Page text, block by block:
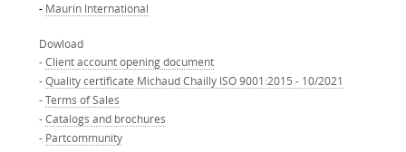
- Maurin International
Dowload
-Client account opening document
-Quality certificate Michaud Chailly ISO 9001:2015 - 10/2021
-Terms of Sales
-Catalogs and brochures
- Partcommunity